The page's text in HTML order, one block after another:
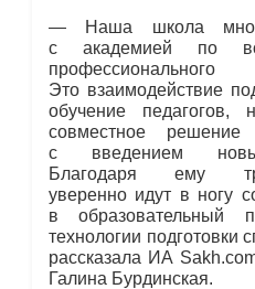
— Наша школа
с академией по
Это взаимодействие
обучение
совместное решение
с введением
Благодаря ему
уверенно идут в ногу
в образовательный
технологии подготовки
рассказала ИА
Галина Бурдинская.